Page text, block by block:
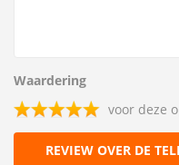
Waardering
voor deze
REVIEW OVER DE